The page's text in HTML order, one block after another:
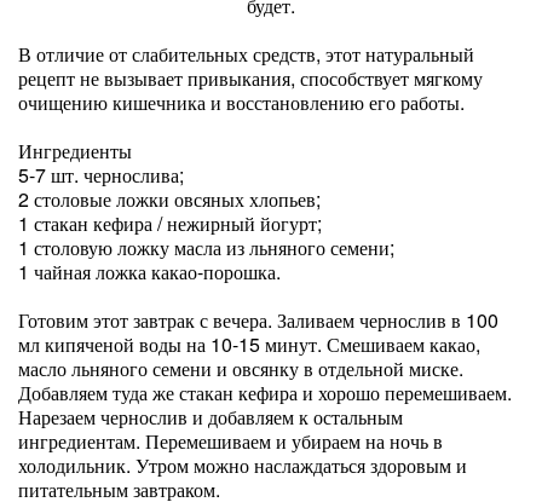
В отличие от слабительных средств, этот натуральный
рецепт не вызывает привыкания, способствует мягкому
очищению кишечника и восстановлению его работы.
Ингредиенты
5-7 шт. чернослива;
2 столовые ложки овсяных хлопьев;
1 стакан кефира / нежирный йогурт;
1 столовую ложку масла из льняного семени;
1 чайная ложка какао-порошка.
Готовим этот завтрак с вечера. Заливаем чернослив в 100
мл кипяченой воды на 10-15 минут. Смешиваем какао,
масло льняного семени и овсянку в отдельной миске.
Добавляем туда же стакан кефира и хорошо перемешиваем.
Нарезаем чернослив и добавляем к остальным
ингредиентам. Перемешиваем и убираем на ночь в
холодильник. Утром можно наслаждаться здоровым и
питательным завтраком.